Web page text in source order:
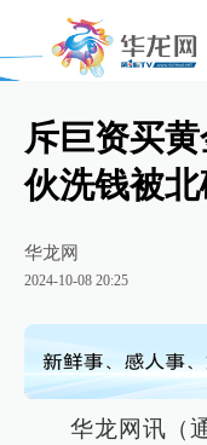
斥巨资买
伙洗钱被
华龙网
2024-10-08 20:25
华龙网讯（